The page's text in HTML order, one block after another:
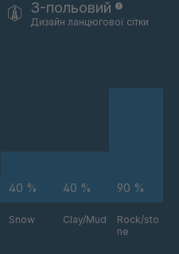
3-польовий
Дизайн ланцюгової сітки
40 %
Snow
40 %
Clay/Mud
90 %
Rock/sto
ne